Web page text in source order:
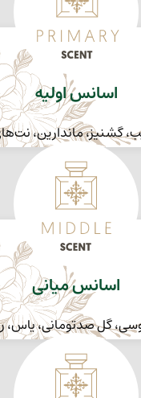
اسانس اولیه
گشنیز، ماندارین،
اسانس میانی
گل صدتومانی، یاس،